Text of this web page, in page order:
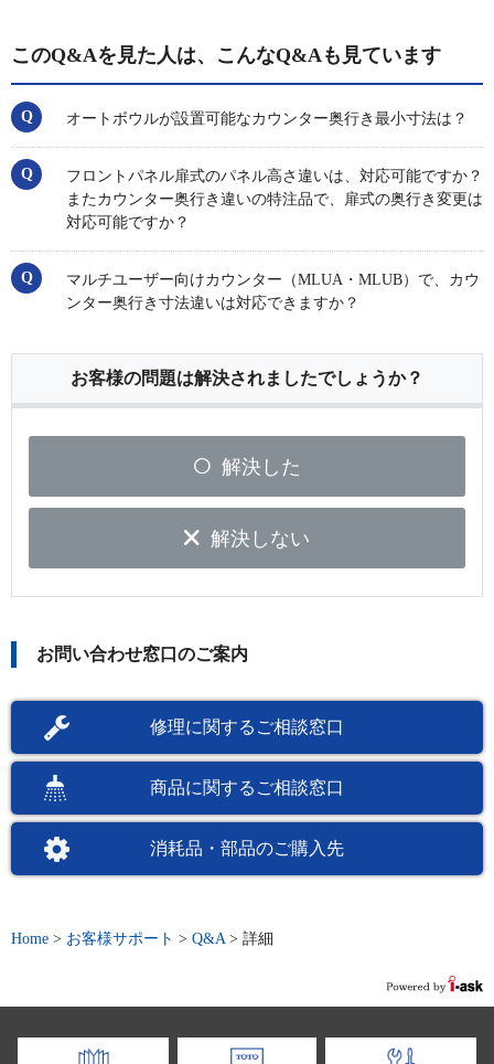
このQ&Aを見た人は、こんなQ&Aも見ています
オートボウルが設置可能なカウンター奥行き最小寸法は？
フロントパネル扉式のパネル高さ違いは、対応可能ですか？
またカウンター奥行き違いの特注品で、扉式の奥行き変更は
対応可能ですか？
マルチユーザー向けカウンター（MLUA・MLUB）で、カウ
ンター奥行き寸法違いは対応できますか？
お客様の問題は解決されましたでしょうか？
解決した
解決しない
お問い合わせ窓口のご案内
修理に関するご相談窓口
商品に関するご相談窓口
消耗品・部品のご購入先
Home > お客様サポート > Q&A > 詳細